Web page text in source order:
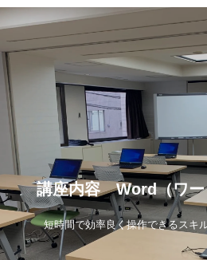
講座内容 Word（ワー
短時間で効率良く操作できるスキ